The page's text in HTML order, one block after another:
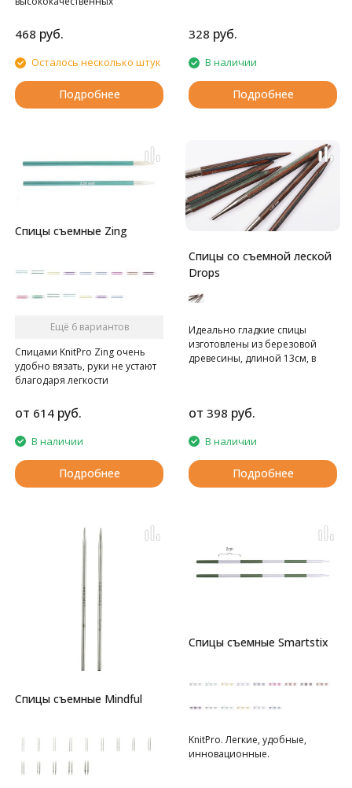
468 руб.
Осталось несколько штук
Подробнее
328 руб.
В наличии
Подробнее
Спицы съемные Zing
Ещё 6 вариантов
Спицами KnitPro Zing очень
удобно вязать, руки не устают
благодаря легкости
изготовлены.
от 614 руб.
В наличии
Подробнее
Спицы со съемной леской
Drops
Идеально гладкие спицы
изготовлены из березовой
древесины, длиной 13см, в
нужно приобретать отдельно.
DROPS на фабрике KnittPro.
от 398 руб.
В наличии
Подробнее
Спицы съемные Mindful
Спицы съемные Smartstix
KnitPro. Легкие, удобные,
инновационные.